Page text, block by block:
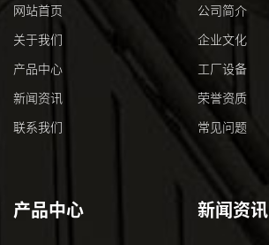
网站首页
关于我们
产品中心
新闻资讯
联系我们
公司简介
企业文化
工厂设备
荣誉资质
常见问题
产品中心 新闻资讯